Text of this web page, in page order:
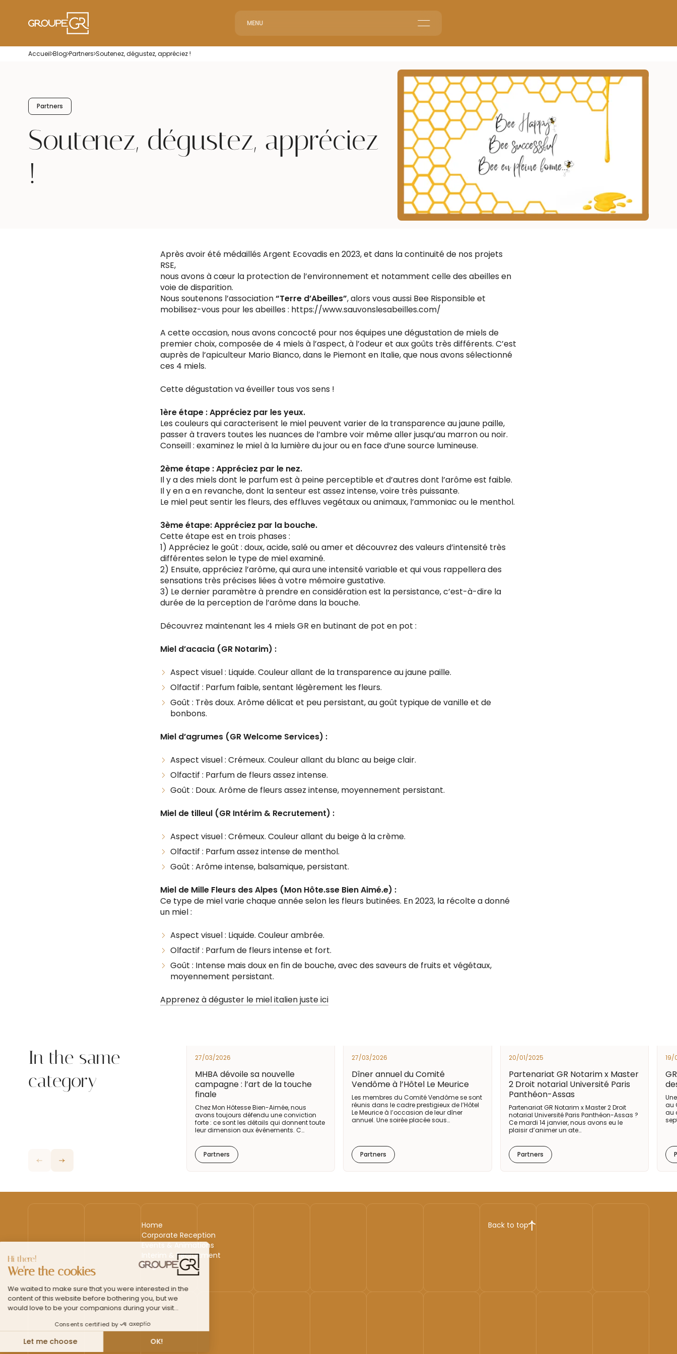
MENU
Home
Accueil Blog Partners Soutenez, dégustez, appréciez !
Partners
Soutenez, dégustez, appréciez
!
Après avoir été médaillés Argent Ecovadis en 2023, et dans la continuité de nos projets
RSE,
nous avons à cœur la protection de l’environnement et notamment celle des abeilles en
voie de disparition.
Nous soutenons l’association“Terre d’Abeilles”, alors vous aussi Bee Risponsible et
mobilisez-vous pour les abeilles : https://www.sauvonslesabeilles.com/
A cette occasion, nous avons concocté pour nos équipes une dégustation de miels de
premier choix, composée de 4 miels à l’aspect, à l’odeur et aux goûts très différents. C’est
auprès de l’apiculteur Mario Bianco, dans le Piemont en Italie, que nous avons sélectionné
ces 4 miels.
Cette dégustation va éveiller tous vos sens !
1ère étape : Appréciez par les yeux.
Les couleurs qui caracterisent le miel peuvent varier de la transparence au jaune paille,
passer à travers toutes les nuances de l’ambre voir même aller jusqu’au marron ou noir.
Conseill : examinez le miel à la lumière du jour ou en face d’une source lumineuse.
2ème étape : Appréciez par le nez.
Il y a des miels dont le parfum est à peine perceptible et d’autres dont l’arôme est faible.
Il y en a en revanche, dont la senteur est assez intense, voire très puissante.
Le miel peut sentir les fleurs, des effluves vegétaux ou animaux, l’ammoniac ou le menthol.
3ème étape: Appréciez par la bouche.
Cette étape est en trois phases :
1) Appréciez le goût : doux, acide, salé ou amer et découvrez des valeurs d’intensité très
différentes selon le type de miel examiné.
2) Ensuite, appréciez l’arôme, qui aura une intensité variable et qui vous rappellera des
sensations très précises liées à votre mémoire gustative.
3) Le dernier paramètre à prendre en considération est la persistance, c’est-à-dire la
durée de la perception de l’arôme dans la bouche.
Découvrez maintenant les 4 miels GR en butinant de pot en pot :
Miel d’acacia (GR Notarim) :
Aspect visuel : Liquide. Couleur allant de la transparence au jaune paille.
Olfactif : Parfum faible, sentant légèrement les fleurs.
Goût : Très doux. Arôme délicat et peu persistant, au goût typique de vanille et de
bonbons.
Miel d’agrumes (GR Welcome Services) :
Aspect visuel : Crémeux. Couleur allant du blanc au beige clair.
Olfactif : Parfum de fleurs assez intense.
Goût : Doux. Arôme de fleurs assez intense, moyennement persistant.
Miel de tilleul (GR Intérim & Recrutement) :
Aspect visuel : Crémeux. Couleur allant du beige à la crème.
Olfactif : Parfum assez intense de menthol.
Goût : Arôme intense, balsamique, persistant.
Miel de Mille Fleurs des Alpes (Mon Hôte.sse Bien Aimé.e) :
Ce type de miel varie chaque année selon les fleurs butinées. En 2023, la récolte a donné
un miel :
Aspect visuel : Liquide. Couleur ambrée.
Olfactif : Parfum de fleurs intense et fort.
Goût : Intense mais doux en fin de bouche, avec des saveurs de fruits et végétaux,
moyennement persistant.
Apprenez à déguster le miel italien juste ici
In the same
category
27/03/2026
MHBA dévoile sa nouvelle
campagne : l’art de la touche
finale
Chez Mon Hôtesse Bien-Aimée, nous
avons toujours défendu une conviction
forte : ce sont les détails qui donnent toute
leur dimension aux événements. C…
Partners
27/03/2026
Dîner annuel du Comité
Vendôme à l’Hôtel Le Meurice
Les membres du Comité Vendôme se sont
réunis dans le cadre prestigieux de l’Hôtel
Le Meurice à l’occasion de leur dîner
annuel. Une soirée placée sous…
Partners
20/01/2025
Partenariat GR Notarim x Master
2 Droit notarial Université Paris
Panthéon-Assas
Partenariat GR Notarim x Master 2 Droit
notarial Université Paris Panthéon-Assas ?
Ce mardi 14 janvier, nous avons eu le
plaisir d’animer un ate…
Partners
19/
au
au
Home
Corporate Reception
Events & Animations
Interim & Recruitment
Blog
Back to top